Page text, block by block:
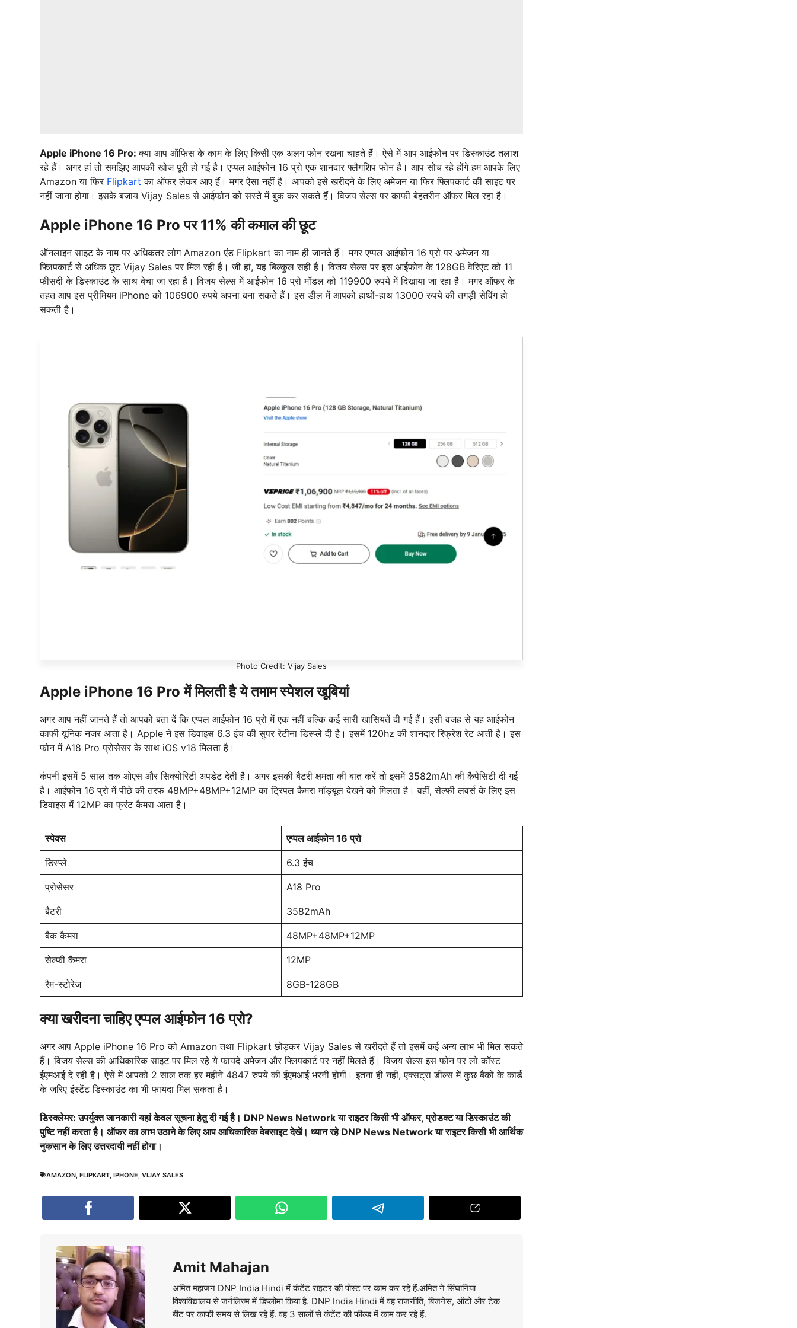
Apple iPhone 16 Pro:क्या आप ऑफिस के काम के लिए किसी एक अलग फोन रखना चाहते हैं। ऐसे में आप आईफोन पर डिस्काउंट तलाश
रहे हैं। अगर हां तो समझिए आपकी खोज पूरी हो गई है। एप्पल आईफोन 16 प्रो एक शानदार फ्लैगशिप फोन है। आप सोच रहे होंगे हम आपके लिए
Amazon या फिर Flipkartका ऑफर लेकर आए हैं। मगर ऐसा नहीं है। आपको इसे खरीदने के लिए अमेजन या फिर फ्लिपकार्ट की साइट पर
नहीं जाना होगा। इसके बजाय Vijay Sales से आईफोन को सस्ते में बुक कर सकते हैं। विजय सेल्स पर काफी बेहतरीन ऑफर मिल रहा है।
Apple iPhone 16 Pro पर 11% की कमाल की छूट
ऑनलाइन साइट के नाम पर अधिकतर लोग Amazon एंड Flipkart का नाम ही जानते हैं। मगर एप्पल आईफोन 16 प्रो पर अमेजन या
फ्लिपकार्ट से अधिक छूट Vijay Sales पर मिल रही है। जी हां, यह बिल्कुल सही है। विजय सेल्स पर इस आईफोन के 128GB वेरिएंट को 11
फीसदी के डिस्काउंट के साथ बेचा जा रहा है। विजय सेल्स में आईफोन 16 प्रो मॉडल को 119900 रुपये में दिखाया जा रहा है। मगर ऑफर के
तहत आप इस प्रीमियम iPhone को 106900 रुपये अपना बना सकते हैं। इस डील में आपको हाथों-हाथ 13000 रुपये की तगड़ी सेविंग हो
सकती है।
Photo Credit: Vijay Sales
Apple iPhone 16 Pro में मिलती है ये तमाम स्पेशल खूबियां
अगर आप नहीं जानते हैं तो आपको बता दें कि एप्पल आईफोन 16 प्रो में एक नहीं बल्कि कई सारी खासियतें दी गई हैं। इसी वजह से यह आईफोन
काफी यूनिक नजर आता है। Apple ने इस डिवाइस 6.3 इंच की सुपर रेटीना डिस्प्ले दी है। इसमें 120hz की शानदार रिफ्रेश रेट आती है। इस
फोन में A18 Pro प्रोसेसर के साथ iOS v18 मिलता है।
कंपनी इसमें 5 साल तक ओएस और सिक्योरिटी अपडेट देती है। अगर इसकी बैटरी क्षमता की बात करें तो इसमें 3582mAh की कैपेसिटी दी गई
है। आईफोन 16 प्रो में पीछे की तरफ 48MP+48MP+12MP का ट्रिपल कैमरा मॉड्यूल देखने को मिलता है। वहीं, सेल्फी लवर्स के लिए इस
डिवाइस में 12MP का फ्रंट कैमरा आता है।
स्पेक्स एप्पल आईफोन 16 प्रो
डिस्प्ले 6.3 इंच
प्रोसेसर A18 Pro
बैटरी 3582mAh
बैक कैमरा 48MP+48MP+12MP
सेल्फी कैमरा 12MP
रैम-स्टोरेज 8GB-128GB
क्या खरीदना चाहिए एप्पल आईफोन 16 प्रो?
अगर आप Apple iPhone 16 Pro को Amazon तथा Flipkart छोड़कर Vijay Sales से खरीदते हैं तो इसमें कई अन्य लाभ भी मिल सकते
हैं। विजय सेल्स की आधिकारिक साइट पर मिल रहे ये फायदे अमेजन और फ्लिपकार्ट पर नहीं मिलते हैं। विजय सेल्स इस फोन पर लो कॉस्ट
ईएमआई दे रही है। ऐसे में आपको 2 साल तक हर महीने 4847 रुपये की ईएमआई भरनी होगी। इतना ही नहीं, एक्सट्रा डील्स में कुछ बैंकों के कार्ड
के जरिए इंस्टेंट डिस्काउंट का भी फायदा मिल सकता है।
डिस्क्लेमर: उपर्युक्त जानकारी यहां केवल सूचना हेतु दी गई है। DNP News Network या राइटर किसी भी ऑफर, प्रोडक्ट या डिस्काउंट की
पुष्टि नहीं करता है। ऑफर का लाभ उठाने के लिए आप आधिकारिक वेबसाइट देखें। ध्यान रहे DNP News Network या राइटर किसी भी आर्थिक
नुकसान के लिए उत्तरदायी नहीं होगा।
AMAZON FLIPKART IPHONE VIJAY SALES
Amit Mahajan
अमित महाजन DNP India Hindi में कंटेंट राइटर की पोस्ट पर काम कर रहे हैं.अमित ने सिंघानिया
विश्वविद्यालय से जर्नलिज्म में डिप्लोमा किया है. DNP India Hindi में वह राजनीति, बिजनेस, ऑटो और टेक
बीट पर काफी समय से लिख रहे हैं. वह 3 सालों से कंटेंट की फील्ड में काम कर रहे हैं.